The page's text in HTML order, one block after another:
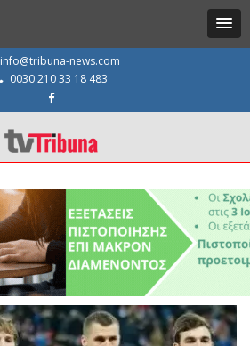
info@tribuna-news.com
0030 210 33 18 483